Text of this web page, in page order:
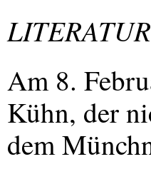
LITERATUR
Am 8.
Kühn, der
dem